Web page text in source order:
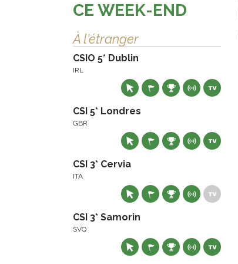
CE WEEK-END
À l'étranger
CSIO 5* Dublin
IRL
CSI 5* Londres
GBR
CSI 3* Cervia
ITA
CSI 3* Samorin
SVQ